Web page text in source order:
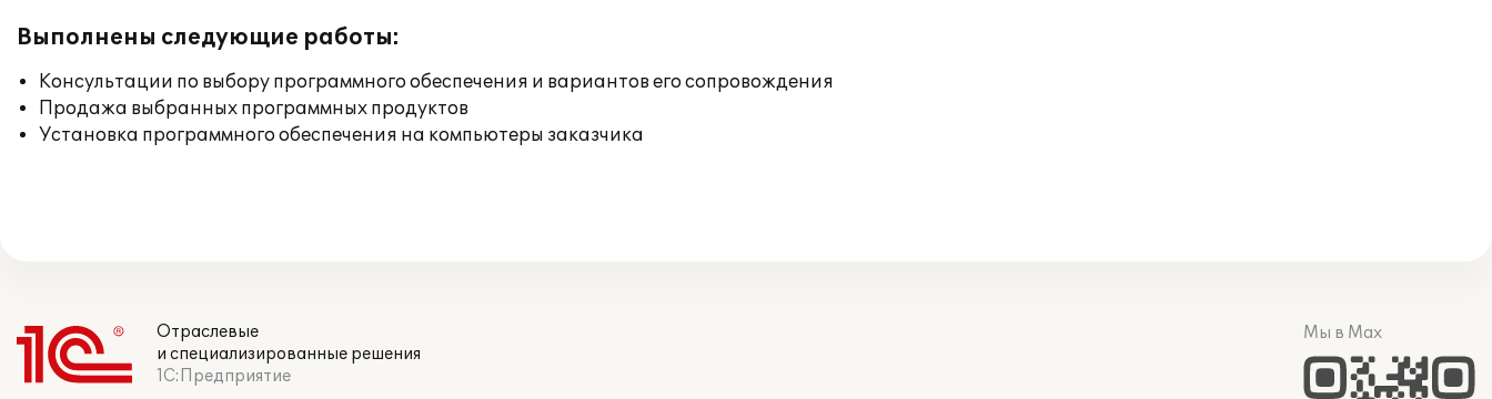
Выполнены следующие работы:
Консультации по выбору программного обеспечения и вариантов его сопровождения
Продажа выбранных программных продуктов
Установка программного обеспечения на компьютеры заказчика
Отраслевые
и специализированные решения
1С:Предприятие
Мы в Max